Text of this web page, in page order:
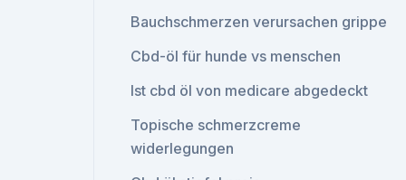
Bauchschmerzen verursachen grippe
Cbd-öl für hunde vs menschen
Ist cbd öl von medicare abgedeckt
Topische schmerzcreme
widerlegungen